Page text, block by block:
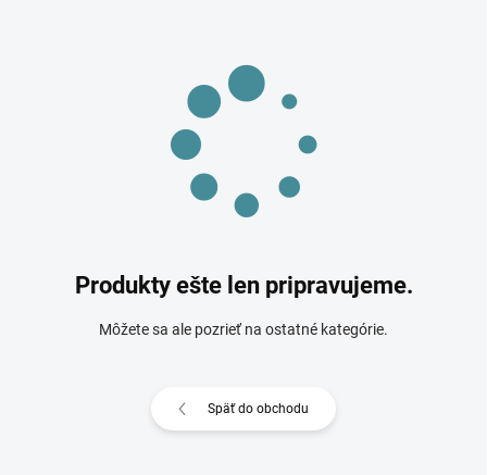
Produkty ešte len pripravujeme.
Môžete sa ale pozrieť na ostatné kategórie.
Späť do obchodu